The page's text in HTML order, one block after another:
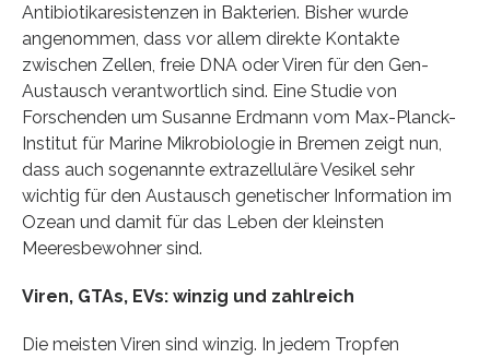
Antibiotikaresistenzen in Bakterien. Bisher wurde
angenommen, dass vor allem direkte Kontakte
zwischen Zellen, freie DNA oder Viren für den Gen-
Austausch verantwortlich sind. Eine Studie von
Forschenden um Susanne Erdmann vom Max-Planck-
Institut für Marine Mikrobiologie in Bremen zeigt nun,
dass auch sogenannte extrazelluläre Vesikel sehr
wichtig für den Austausch genetischer Information im
Ozean und damit für das Leben der kleinsten
Meeresbewohner sind.
Viren, GTAs, EVs: winzig und zahlreich
Die meisten Viren sind winzig. In jedem Tropfen